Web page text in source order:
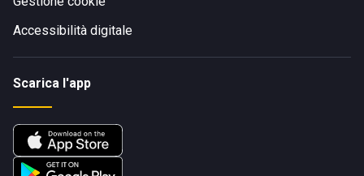
Accessibilità digitale
Scarica l'app